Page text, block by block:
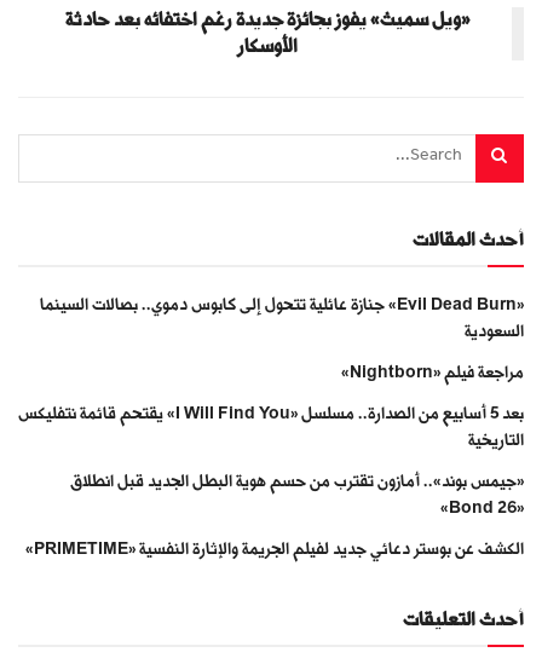
«ويل سميث» يفوز بجائزة جديدة رغم اختفائه بعد حادثة
الأوسكار
أحدث المقالات
«Evil Dead Burn» جنازة عائلية تتحول إلى كابوس دموي.. بصالات السينما
السعودية
مراجعة فيلم «Nightborn»
بعد 5 أسابيع من الصدارة.. مسلسل «I Will Find You» يقتحم قائمة نتفليكس
التاريخية
«جيمس بوند».. أمازون تقترب من حسم هوية البطل الجديد قبل انطلاق
«Bond 26»
الكشف عن بوستر دعائي جديد لفيلم الجريمة والإثارة النفسية «PRIMETIME»
أحدث التعليقات